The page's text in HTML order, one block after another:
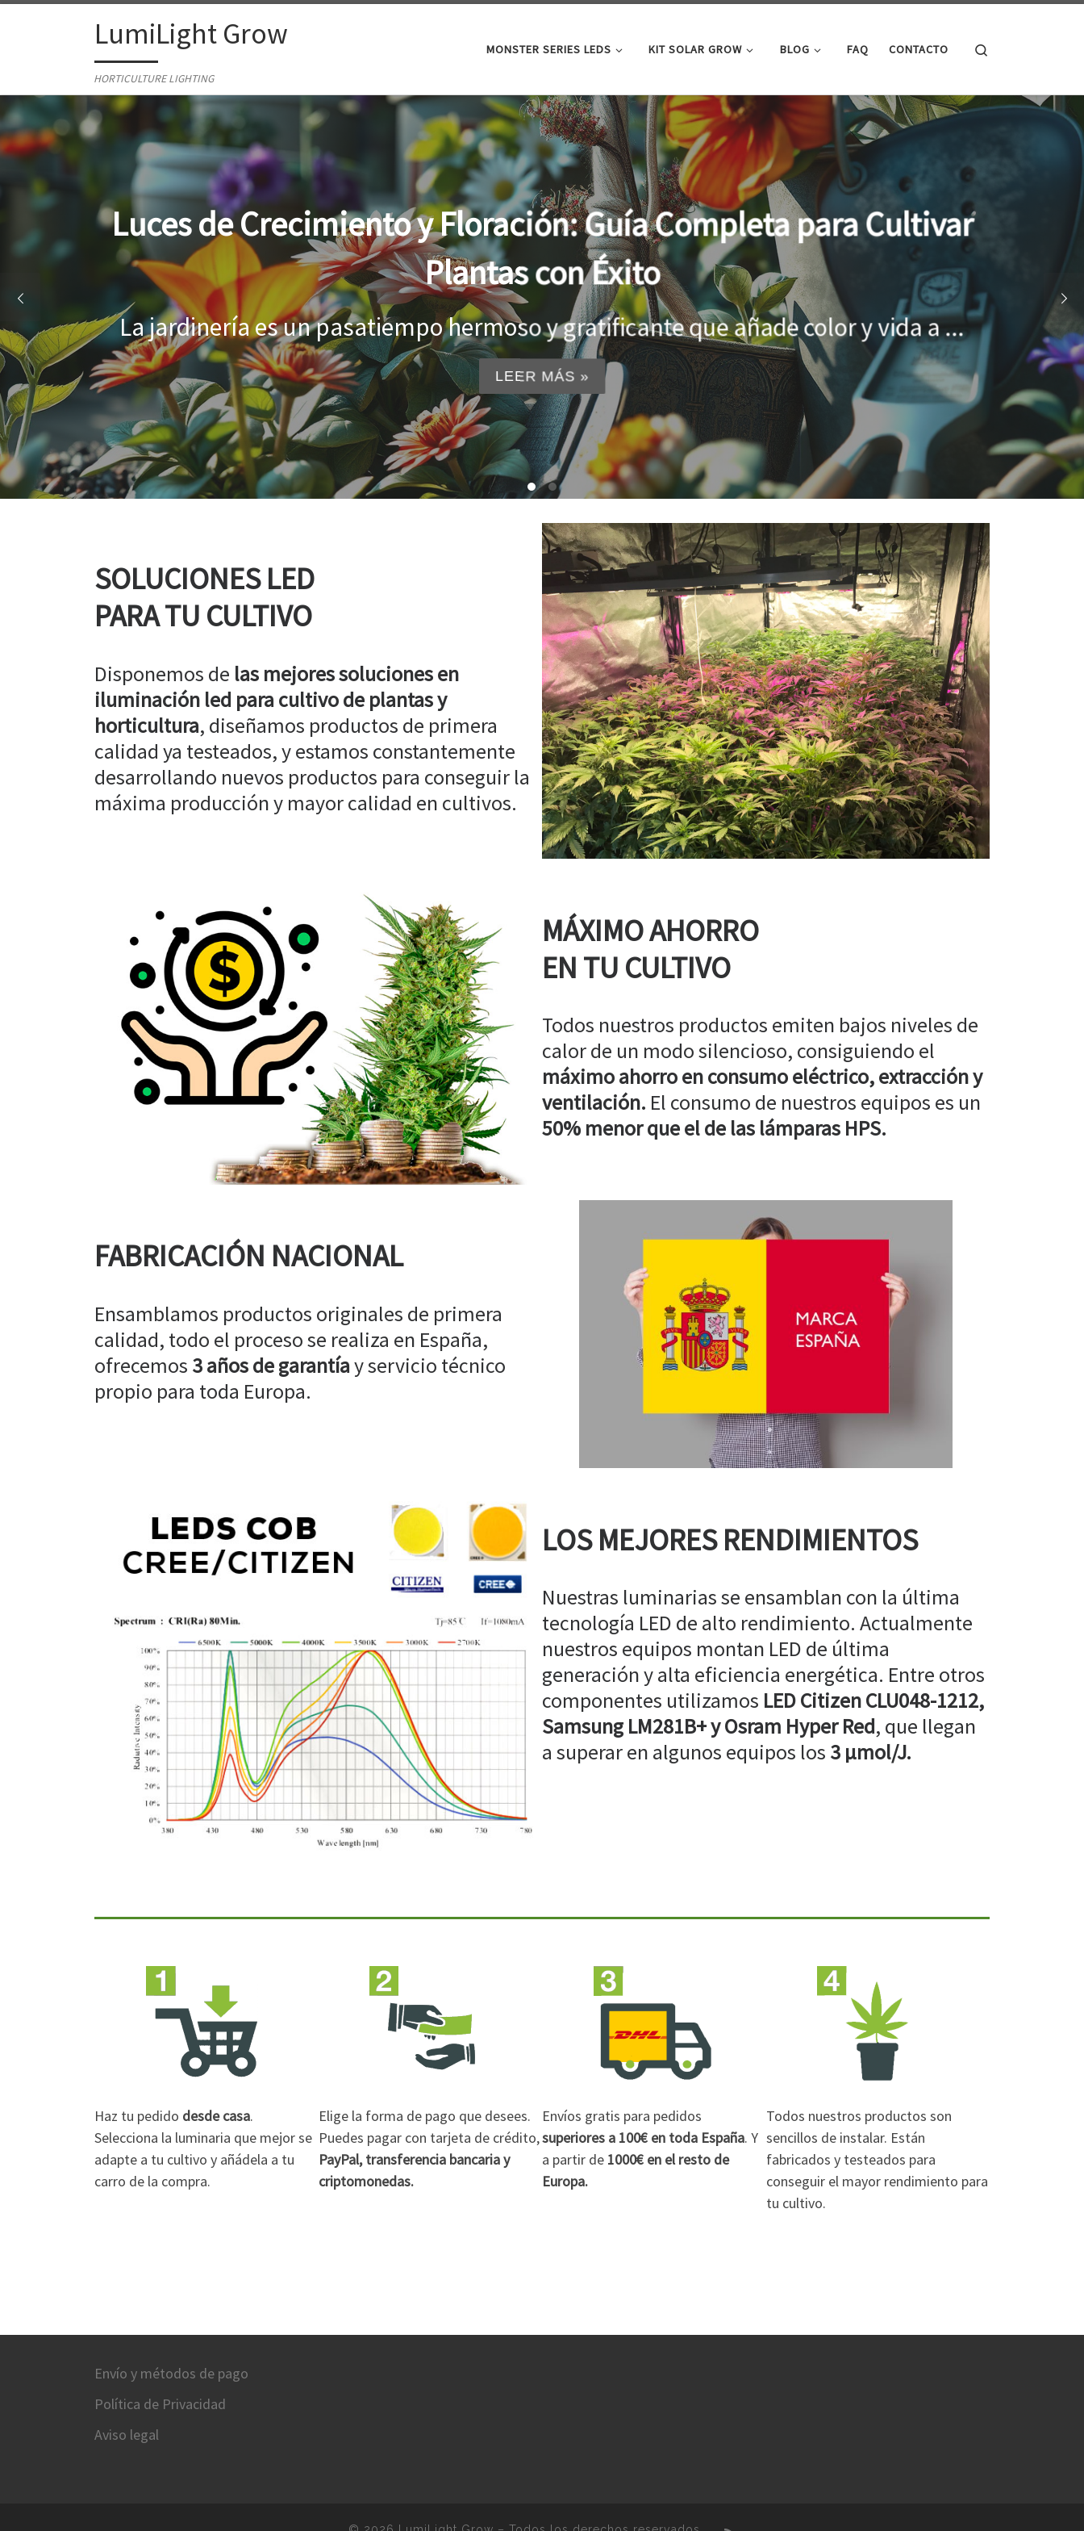
Skip to contentLumiLight Grow
HORTICULTURE LIGHTING
MONSTER SERIES LEDS KIT SOLAR GROW BLOG FAQ CONTACTO
Lámparas para indoor: la clave para un crecimiento óptimo de
tus plantas
Al cultivar plantas en el interior, es importante proporcionar el entorno adecuado
...
LEER MÁS »
SOLUCIONES LED
PARA TU CULTIVO
Disponemos de las mejores soluciones en
iluminación led para cultivo de plantas y
horticultura, diseñamos productos de primera
calidad ya testeados, y estamos constantemente
desarrollando nuevos productos para conseguir la
máxima producción y mayor calidad en cultivos.
MÁXIMO AHORRO
EN TU CULTIVO
Todos nuestros productos emiten bajos niveles de
calor de un modo silencioso, consiguiendo el
máximo ahorro en consumo eléctrico, extracción y
ventilación. El consumo de nuestros equipos es un
50% menor que el de las lámparas HPS.
FABRICACIÓN NACIONAL
Ensamblamos productos originales de primera
calidad, todo el proceso se realiza en España,
ofrecemos 3 años de garantíay servicio técnico
propio para toda Europa.
LOS MEJORES RENDIMIENTOS
Nuestras luminarias se ensamblan con la última
tecnología LED de alto rendimiento. Actualmente
nuestros equipos montan LED de última
generación y alta eficiencia energética. Entre otros
componentes utilizamos LED Citizen CLU048-1212,
Samsung LM281B+ y Osram Hyper Red, que llegan
a superar en algunos equipos los 3 µmol/J.
Haz tu pedido desde casa.
Selecciona la luminaria que mejor se
adapte a tu cultivo y añádela a tu
carro de la compra.
Elige la forma de pago que desees.
Puedes pagar con tarjeta de crédito,
PayPal, transferencia bancaria y
criptomonedas.
Envíos gratis para pedidos
superiores a 100€ en toda España. Y
a partir de 1000€ en el resto de
Europa.
Todos nuestros productos son
sencillos de instalar. Están
fabricados y testeados para
conseguir el mayor rendimiento para
tu cultivo.
Envío y métodos de pago
Política de Privacidad
Aviso legal